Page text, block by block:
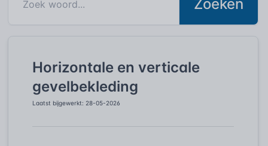
Zoeken
Horizontale en verticale
gevelbekleding
Laatst bijgewerkt: 28-05-2026